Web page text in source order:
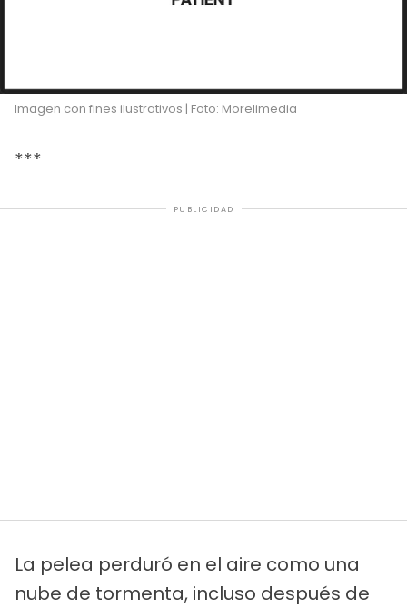
Imagen con fines ilustrativos | Foto: Morelimedia
***
PUBLICIDAD
La pelea perduró en el aire como una
nube de tormenta, incluso después de